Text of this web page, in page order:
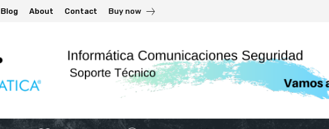
Blog About Contact Buy now